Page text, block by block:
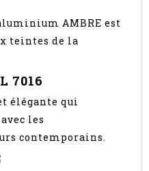
AMBRE est
teintes de la
7016
élégante qui
les
contemporains.